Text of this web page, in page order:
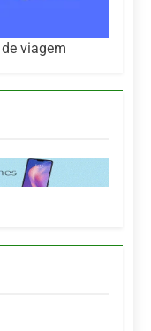
viagem